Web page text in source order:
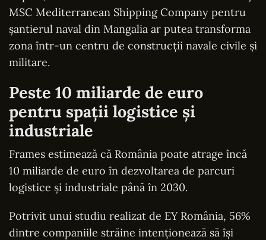
MSC Mediterranean Shipping Company pentru
șantierul naval din Mangalia ar putea transforma
zona într-un centru de construcții navale civile și
militare.
Peste 10 miliarde de euro
pentru spații logistice și
industriale
Frames estimează că România poate atrage încă
10 miliarde de euro în dezvoltarea de parcuri
logistice și industriale până în 2030.
Potrivit unui studiu realizat de EY România, 56%
dintre companiile străine intenționează să își